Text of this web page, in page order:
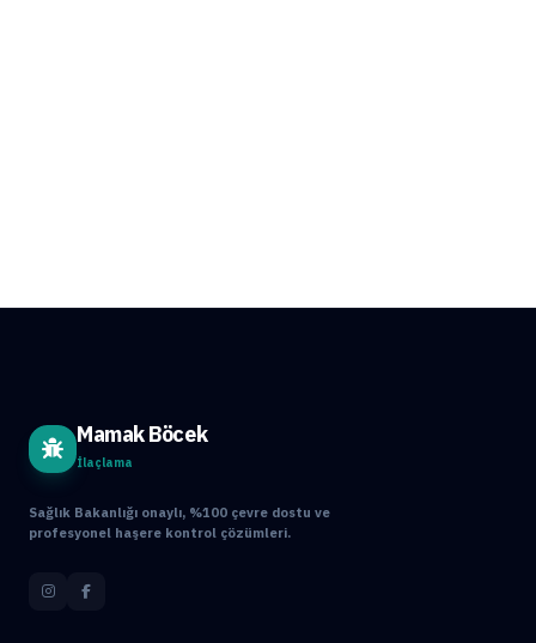
Mamak Böcek
İlaçlama
Sağlık Bakanlığı onaylı, %100 çevre dostu ve
profesyonel haşere kontrol çözümleri.